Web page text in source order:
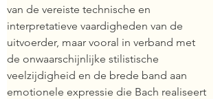
van de vereiste technische en
interpretatieve vaardigheden van de
uitvoerder, maar vooral in verband met
de onwaarschijnlijke stilistische
veelzijdigheid en de brede band aan
emotionele expressie die Bach realiseert